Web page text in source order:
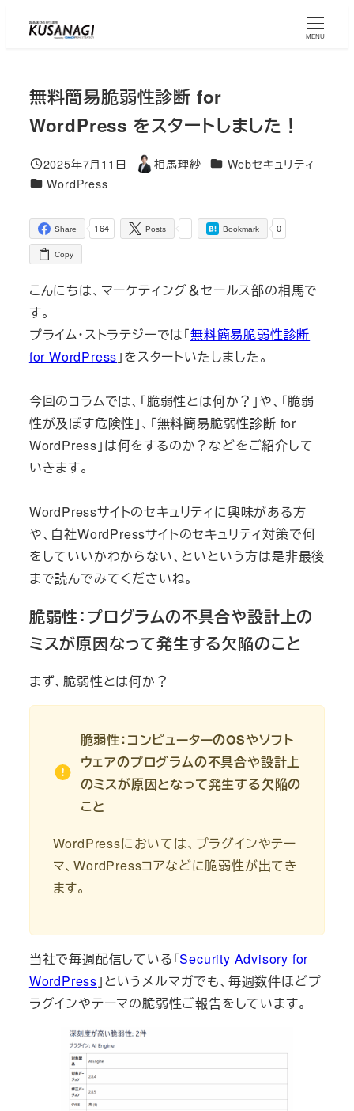
Skip
MENU
無料簡易脆弱性診断 for
WordPress をスタートしました！
Published
2025年7月11日
Author
相馬理紗 コラムカテゴリ
Webセキュリティ
コラムカテゴリ
WordPress
164
Share -
Posts 0
Bookmark
Copy
こんにちは、マーケティング＆セールス部の相馬で
す。
プライム・ストラテジーでは「無料簡易脆弱性診断
for WordPress 」をスタートいたしました。
今回のコラムでは、「脆弱性とは何か？」や、「脆弱
性が及ぼす危険性」、「無料簡易脆弱性診断 for
WordPress」は何をするのか？などをご紹介して
いきます。
WordPressサイトのセキュリティに興味がある方
や、自社WordPressサイトのセキュリティ対策で何
をしていいかわからない、といという方は是非最後
まで読んでみてくださいね。
脆弱性：プログラムの不具合や設計上の
ミスが原因なって発生する欠陥のこと
まず、脆弱性とは何か？
脆弱性：コンピューターのOSやソフト
ウェアのプログラムの不具合や設計上
のミスが原因となって発生する欠陥の
こと
WordPressにおいては、プラグインやテー
マ、WordPressコアなどに脆弱性が出てき
ます。
当社で毎週配信している「Security Advisory for
WordPress 」というメルマガでも、毎週数件ほどプ
ラグインやテーマの脆弱性ご報告をしています。